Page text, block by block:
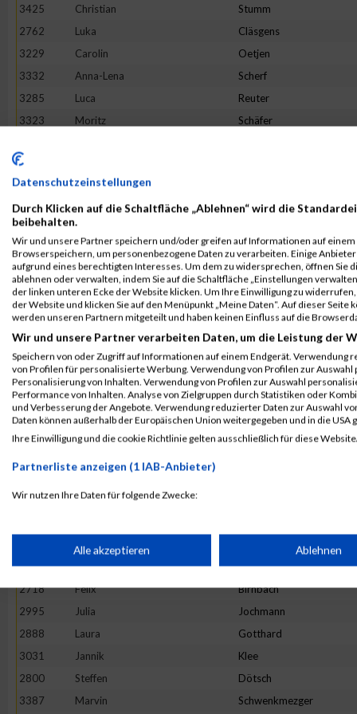
3425
Christian Stumm
2762
Luka Cläsgens
3229
Carolin Oetjen
3332
Anna-Lena Scherf
3285
Luca Reuter
3323
Moritz Schäfer
2850
3513
Petra
3256
Louis Pohle
3465
Maurice Voss
3392
Sonja Siebenborn
3270
Marike Reger
3149
Mario Martini
2656
Mischka Anastasini
3328
Fabian Scheel
2879
Eva Gleis
2897
Lara Grinzoff
2934
Claudius Helf
2676
Ellen
Sascha
3111
Kai Leibisch
2718
Felix Birnbach
2995
Julia Jochmann
2888
Laura Gotthard
3031
Jannik Klee
2800
Steffen Dötsch
3387
Marvin Schwenkmezger
Datenschutzeinstellungen
Durch Klicken auf die Schaltfläche „Ablehnen“ wird die
beibehalten.
Wir und unsere Partner speichern und/oder greifen auf Informationen auf einem
Browserspeichern, um personenbezogene Daten zu verarbeiten. Einige
aufgrund eines berechtigten Interesses. Um dem zu widersprechen, öffnen Sie
ablehnen oder verwalten, indem Sie auf die Schaltfläche „Einstellungen
der linken unteren Ecke der Website klicken. Um Ihre Einwilligung zu
der Website und klicken Sie auf den Menüpunkt „Meine Daten“. Auf dieser
werden unseren Partnern mitgeteilt und haben keinen Einfluss auf die
Wir und unsere Partner verarbeiten Daten, um die Leistung der
Speichern von oder Zugriff auf Informationen auf einem Endgerät. Verwendung
von Profilen für personalisierte Werbung. Verwendung von Profilen zur
Personalisierung von Inhalten. Verwendung von Profilen zur Auswahl
Performance von Inhalten. Analyse von Zielgruppen durch Statistiken oder
und Verbesserung der Angebote. Verwendung reduzierter Daten zur Auswahl
Daten können außerhalb der Europäischen Union weitergegeben und in die USA
Ihre Einwilligung und die cookie Richtlinie gelten ausschließlich für diese
Partnerliste anzeigen (1 IAB-Anbieter)
Wir nutzen Ihre Daten für folgende Zwecke:
Speichern von oder Zugriff auf Informationen auf einem
Verwendung reduzierter Daten zur Auswahl von Werbeanzeigen
Verwendung von Profilen zur Auswahl personalisierter Werbung
Alle akzeptieren Ablehnen